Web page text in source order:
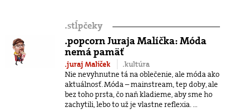
.stĺpčeky
.popcorn Juraja Malíčka: Móda
nemá pamäť
.juraj Malíček
.kultúra
Nie nevyhnutne tá na oblečenie, ale móda ako
aktuálnosť. Móda – mainstream, tep doby, ale
bez toho prsta, čo naň kladieme, aby sme ho
zachytili, lebo to už je vlastne reflexia. ...